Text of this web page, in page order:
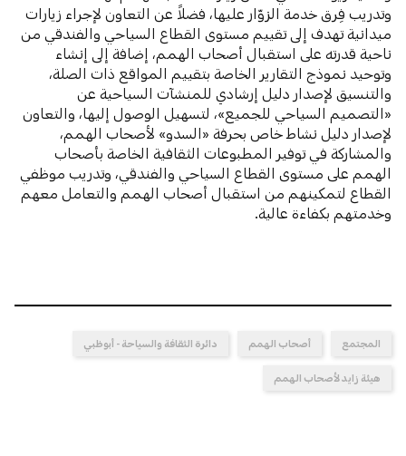
وتدريب فِرق خدمة الزوّار عليها، فضلاً عن التعاون لإجراء زيارات
ميدانية تهدف إلى تقييم مستوى القطاع السياحي والفندقي من
ناحية قدرته على استقبال أصحاب الهمم، إضافة إلى إنشاء
وتوحيد نموذج التقارير الخاصة بتقييم المواقع ذات الصلة،
والتنسيق لإصدار دليل إرشادي للمنشآت السياحية عن
«التصميم السياحي للجميع»، لتسهيل الوصول إليها، والتعاون
لإصدار دليل نشاط خاص بحرفة «السدو» لأصحاب الهمم،
والمشاركة في توفير المطبوعات الثقافية الخاصة بأصحاب
الهمم على مستوى القطاع السياحي والفندقي، وتدريب موظفي
القطاع لتمكينهم من استقبال أصحاب الهمم والتعامل معهم
وخدمتهم بكفاءة عالية.
المجتمع أصحاب الهمم دائرة الثقافة والسياحة - أبوظبي
هيئة زايد لأصحاب الهمم